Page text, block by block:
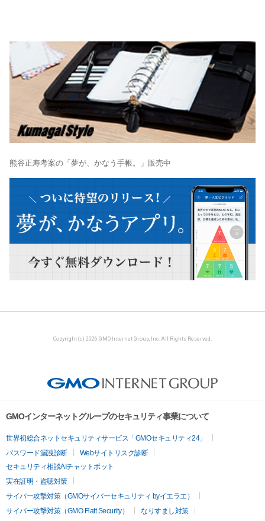
熊谷正寿考案の「夢が、かなう手帳。」販売中
Copyright (c) 2026 GMO Internet Group, Inc. All Rights Reserved.
GMOインターネットグループのセキュリティ事業について
世界初総合ネットセキュリティサービス「GMOセキュリティ24」
パスワード漏洩診断
Webサイトリスク診断
セキュリティ相談AIチャットボット
実在証明・盗聴対策
サイバー攻撃対策（GMOサイバーセキュリティ byイエラエ）
サイバー攻撃対策（GMO Flatt Security）
なりすまし対策